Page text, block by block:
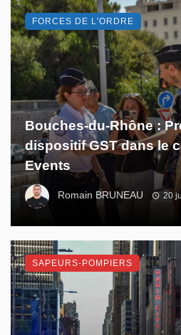
Bouches-du-Rhône :
dispositif GST dans le
Events
Romain BRUNEAU 20
FORCES DE L'ORDRE
SAPEURS-POMPIERS